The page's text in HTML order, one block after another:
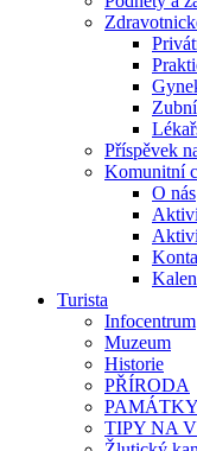
Příspěvek
Komunitní
O nás
Turista
Infocentrum
Muzeum
Historie
PŘÍRODA
PAMÁTKY
TIPY NA